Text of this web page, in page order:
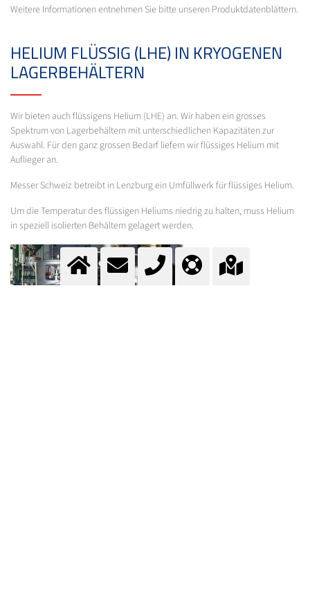
Weitere Informationen entnehmen Sie bitte unseren Produktdatenblättern.
HELIUM FLÜSSIG (LHE) IN KRYOGENEN
LAGERBEHÄLTERN
Wir bieten auch flüssigens Helium (LHE) an. Wir haben ein grosses
Spektrum von Lagerbehältern mit unterschiedlichen Kapazitäten zur
Auswahl. Für den ganz grossen Bedarf liefern wir flüssiges Helium mit
Auflieger an.
Messer Schweiz betreibt in Lenzburg ein Umfüllwerk für flüssiges Helium.
Um die Temperatur des flüssigen Heliums niedrig zu halten, muss Helium
in speziell isolierten Behältern gelagert werden.